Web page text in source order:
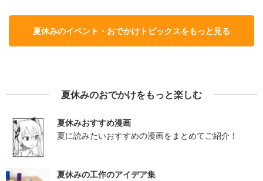
夏休みのイベント・おでかけトピックスをもっと見る
夏休みのおでかけをもっと楽しむ
夏休みおすすめ漫画
夏に読みたいおすすめの漫画をまとめてご紹介！
夏休みの工作のアイデア集